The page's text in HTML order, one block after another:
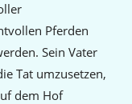
Pferden
Sein Vater
Tat umzusetzen,
dem Hof